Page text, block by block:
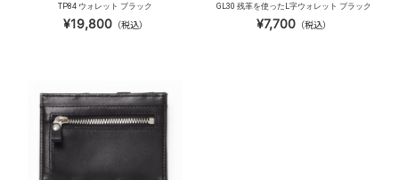
TP84 ウォレット ブラック
¥19,800（税込）
GL30 残革を使ったL字ウォレット ブラック
¥7,700 （税込）